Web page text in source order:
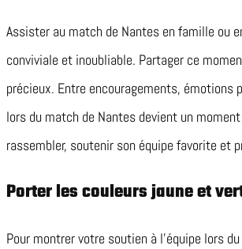
Assister au match de Nantes en famille ou
conviviale et inoubliable. Partager ce
précieux. Entre encouragements, émotions
lors du match de Nantes devient un
rassembler, soutenir son équipe favorite et
Porter les couleurs jaune et
Pour montrer votre soutien à l’équipe lors